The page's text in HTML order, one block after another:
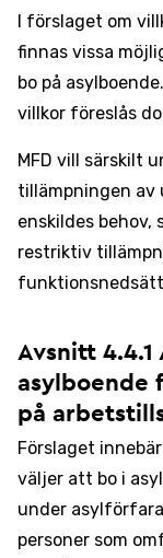
I förslaget om
finnas vissa
bo på
villkor föreslås
MFD vill särskilt
tillämpningen av
enskildes behov,
restriktiv
Avsnitt 4.4.1
asylboende
på
Förslaget
väljer att bo i
under
personer som